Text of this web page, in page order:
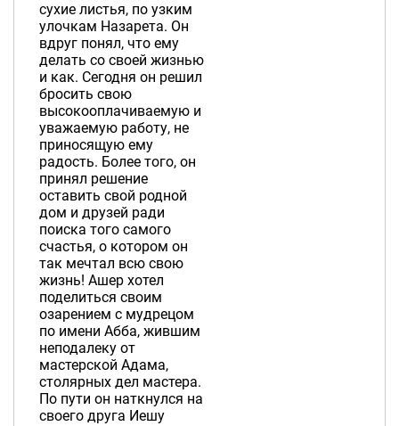
сухие листья, по узким
улочкам Назарета. Он
вдруг понял, что ему
делать со своей жизнью
и как. Сегодня он решил
бросить свою
высокооплачиваемую и
уважаемую работу, не
приносящую ему
радость. Более того, он
принял решение
оставить свой родной
дом и друзей ради
поиска того самого
счастья, о котором он
так мечтал всю свою
жизнь! Ашер хотел
поделиться своим
озарением с мудрецом
по имени Абба, жившим
неподалеку от
мастерской Адама,
столярных дел мастера.
По пути он наткнулся на
своего друга Иешу